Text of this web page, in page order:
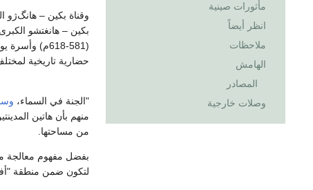
مأثورات صينية
انظر أيضاً
ملاحظات
الهامش
المصادر
وصلات خارجية
وقناة بكين – هانگ‌ژو
حضارية تاريخية
"الجنة في السماء،
من مساحتها.
بفضل مفهوم معالجة
لتكون ضمن منطقة